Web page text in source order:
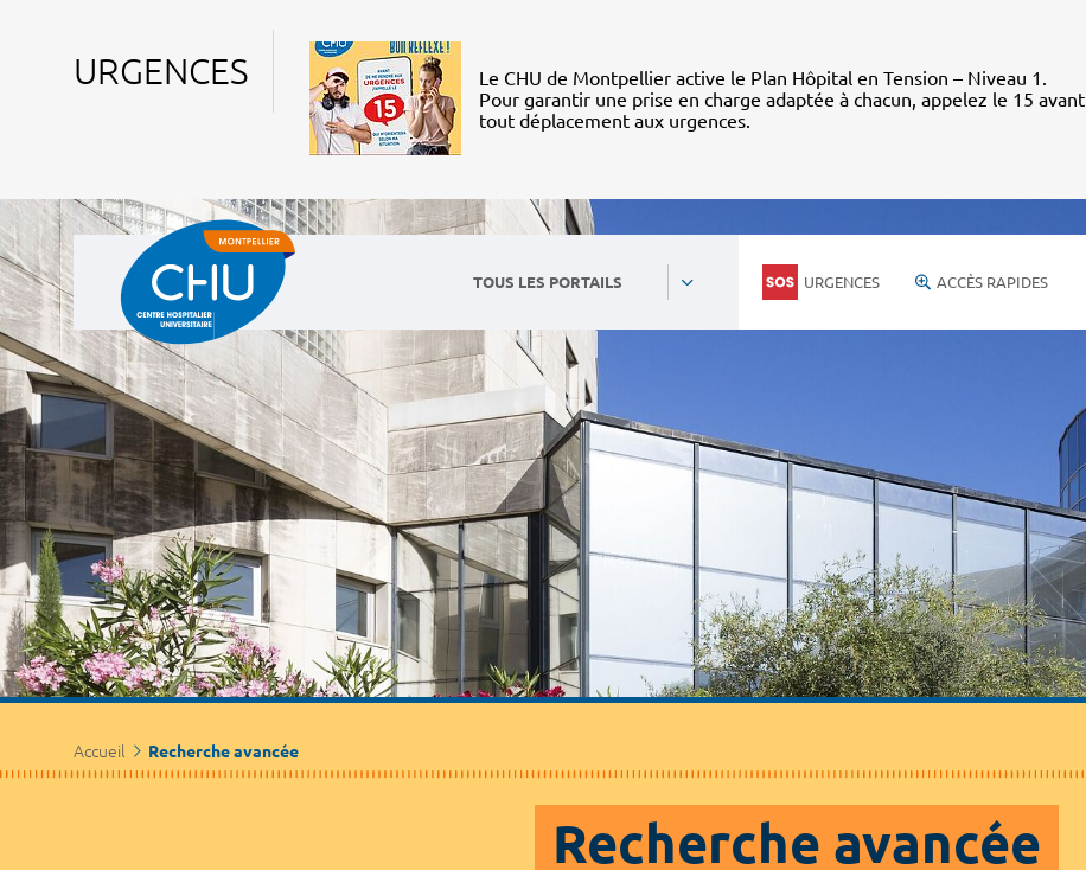
URGENCES
Le CHU de Montpellier active le Plan Hôpital en Tension – Niveau 1.
Pour garantir une prise en charge adaptée à chacun, appelez le 15 avant
tout déplacement aux urgences.
TOUS LES PORTAILS URGENCES ACCÈS RAPIDES
Accueil Recherche avancée
Recherche avancée